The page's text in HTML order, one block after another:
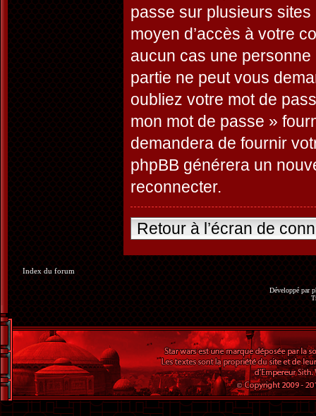
passe sur plusieurs
moyen d’accès à votre
aucun cas une
partie ne peut vous
oubliez votre mot de
mon mot de passe »
demandera de fournir
phpBB générera un
reconnecter.
Retour à l’écran de
Index du forum
Développé par